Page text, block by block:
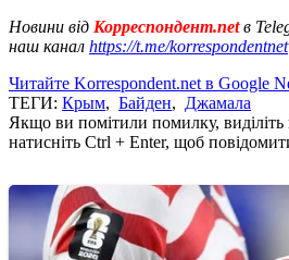
Новини від Корреспондент.netв
наш канал https://t.me/korrespondentnet
Читайте Korrespondent.net в Google
ТЕГИ: Крым, Байден, Джамала
Якщо ви помітили помилку, виділіть
натисніть Ctrl + Enter, щоб